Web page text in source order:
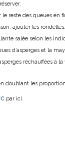
reste des queues en
ajouter les
salée selon les
d’asperges et la
réchauffées à la
doublant les
par ici.